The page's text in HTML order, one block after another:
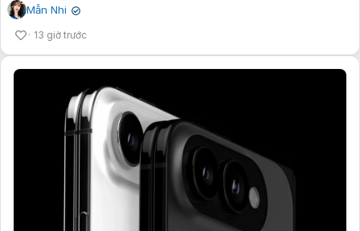
Mẫn Nhi ✔
13 giờ trước